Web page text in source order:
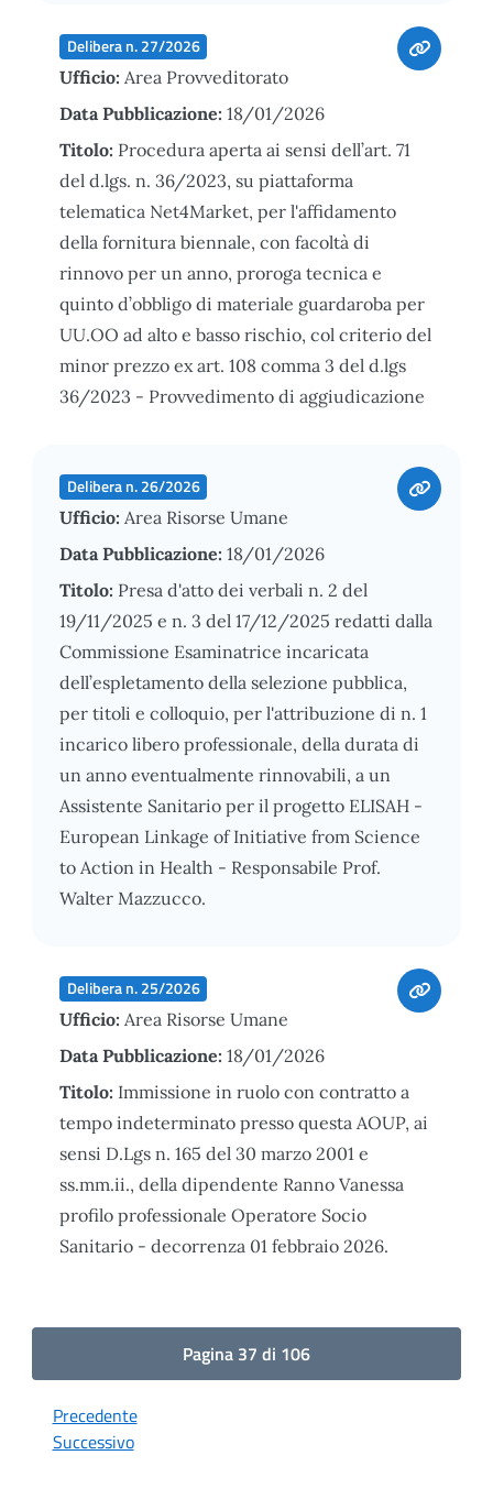
Delibera n. 27/2026
Ufficio: Area Provveditorato
Data Pubblicazione: 18/01/2026
Titolo: Procedura aperta ai sensi dell’art. 71
del d.lgs. n. 36/2023, su piattaforma
telematica Net4Market, per l'affidamento
della fornitura biennale, con facoltà di
rinnovo per un anno, proroga tecnica e
quinto d’obbligo di materiale guardaroba per
UU.OO ad alto e basso rischio, col criterio del
minor prezzo ex art. 108 comma 3 del d.lgs
36/2023 - Provvedimento di aggiudicazione
Delibera n. 26/2026
Ufficio: Area Risorse Umane
Data Pubblicazione: 18/01/2026
Titolo: Presa d'atto dei verbali n. 2 del
19/11/2025 e n. 3 del 17/12/2025 redatti dalla
Commissione Esaminatrice incaricata
dell’espletamento della selezione pubblica,
per titoli e colloquio, per l'attribuzione di n. 1
incarico libero professionale, della durata di
un anno eventualmente rinnovabili, a un
Assistente Sanitario per il progetto ELISAH -
European Linkage of Initiative from Science
to Action in Health - Responsabile Prof.
Walter Mazzucco.
Delibera n. 25/2026
Ufficio: Area Risorse Umane
Data Pubblicazione: 18/01/2026
Titolo: Immissione in ruolo con contratto a
tempo indeterminato presso questa AOUP, ai
sensi D.Lgs n. 165 del 30 marzo 2001 e
ss.mm.ii., della dipendente Ranno Vanessa
profilo professionale Operatore Socio
Sanitario - decorrenza 01 febbraio 2026.
Pagina 37 di 106
Precedente
Successivo